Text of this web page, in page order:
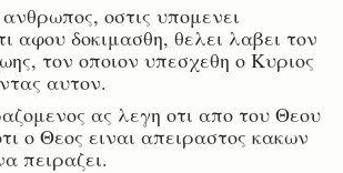
οστις υπομενει
αφου δοκιμασθη, θελει λαβει τον
τον οποιον υπεσχεθη ο Κυριος
αυτον.
ας λεγη οτι απο του Θεου
ο Θεος ειναι απειραστος κακων
πειραζει.